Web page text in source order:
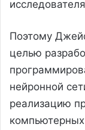
Поэтому
целью
нейронной
реализацию